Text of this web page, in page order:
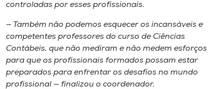
controladas por esses profissionais.
— Também não podemos esquecer os incansáveis e
competentes professores do curso de Ciências
Contábeis, que não mediram e não medem esforços
para que os profissionais formados possam estar
preparados para enfrentar os desafios no mundo
profissional — finalizou o coordenador.